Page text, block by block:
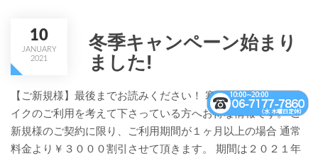
10
JANUARY
2021
冬季キャンペーン始まり
ました!
【ご新規様】最後までお読みください！ 寒い冬の期間に、バ
イクのご利用を考えて下さっている方へお得な情報です。 ご
新規様のご契約に限り、ご利用期間が１ヶ月以上の場合 通常
料金より￥３０００割引させて頂きます。 期間は２０２１年